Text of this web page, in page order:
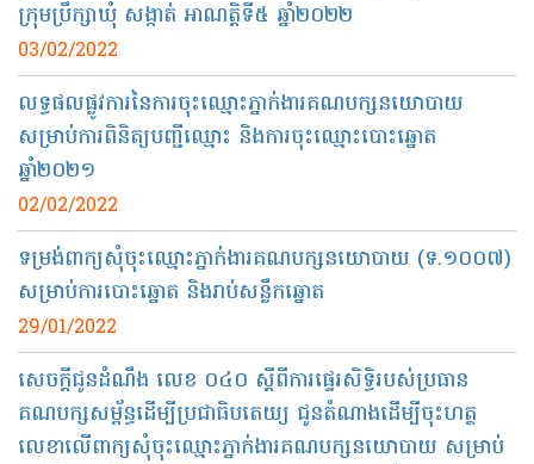
ក្រុមប្រឹក្សាឃុំ សង្កាត់ អាណត្តិទី៥ ឆ្នាំ២០២២
03/02/2022
លទ្ធផលផ្លូវការ​នៃការចុះឈ្មោះភ្នាក់ងារគណបក្សនយោបាយ
សម្រាប់ការពិនិត្យបញ្ជីឈ្មោះ និងការចុះឈ្មោះបោះឆ្នោត
ឆ្នាំ២០២១
02/02/2022
ទម្រង់ពាក្យសុំចុះឈ្មោះភ្នាក់ងារគណបក្សនយោបាយ (ទ.១០០៧)
សម្រាប់ការបោះឆ្នោត និងរាប់សន្លឹកឆ្នោត
29/01/2022
សេចក្តីជូនដំណឹង លេខ ០៤០ ស្ដីពីការផ្ទេរសិទិ្ធរបស់ប្រធាន
គណបក្សសម្ព័ន្ធដើម្បីប្រជាធិបតេយ្យ ជូនតំណាងដើម្បីចុះហត្ថ
លេខាលើពាក្យសុំចុះឈ្មោះភ្នាក់ងារគណបក្សនយោបាយ សម្រាប់